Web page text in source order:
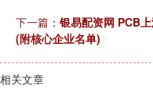
下一篇： 银易配资网 PCB
(附核心企业名单)
相关文章